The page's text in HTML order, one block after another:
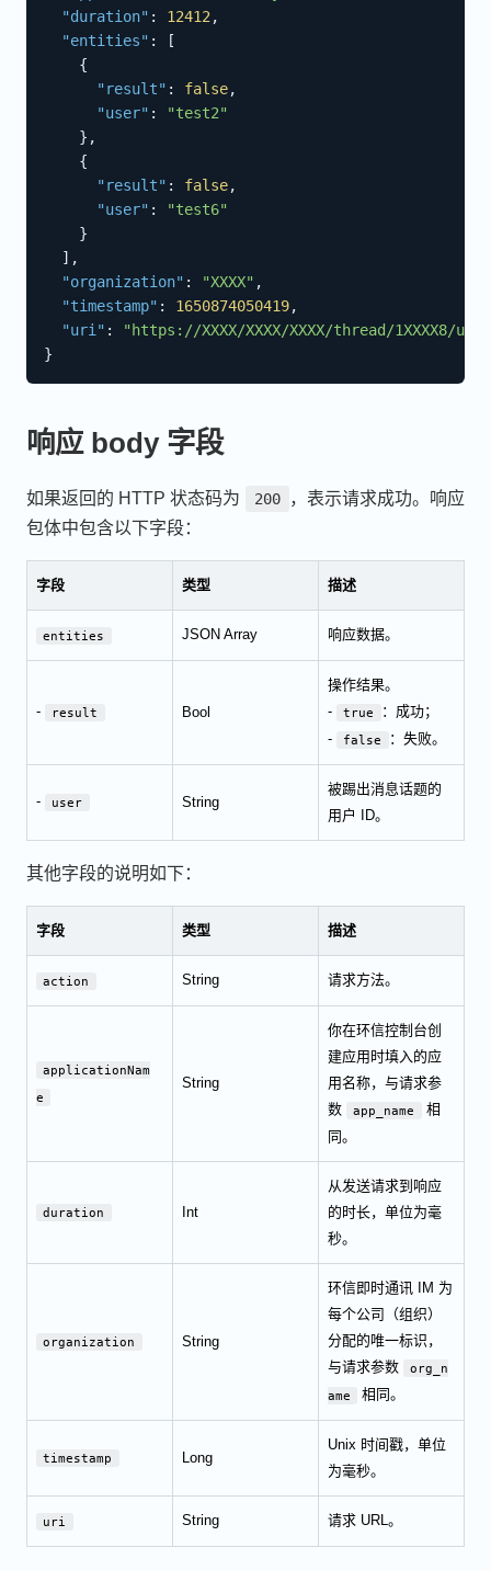
"duration" : 12412 ,
"entities" :
[
{
"result" : false,
"user" :
"test2"
} ,
{
"result" : false,
"user" :
"test6"
}
] ,
"organization" : "XXXX" ,
"timestamp" : 1650874050419,
"uri" :
"https://XXXX/XXXX/XXXX/thread/1XXXX8/
}
响应 body 字段
如果返回的 HTTP 状态码为 200
，表示请求成功。响应
包体中包含以下字段：
字段 类型 描述
entities JSON Array 响应数据。
- result Bool
操作结果。
-
true
：成功；
-
false ：失败。
- user String
被踢出消息话题的
用户 ID。
其他字段的说明如下：
字段 类型 描述
action String 请求方法。
applicationNam
e
String
你在环信控制台创
建应用时填入的应
用名称，与请求参
数
app_name
相
同。
duration Int
从发送请求到响应
的时长，单位为毫
秒。
organization String
环信即时通讯 IM 为
每个公司（组织）
分配的唯一标识，
与请求参数
org_n
ame
相同。
timestamp Long
Unix 时间戳，单位
为毫秒。
uri String 请求 URL。